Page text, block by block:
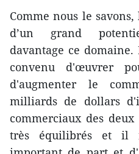
Comme nous le
d’un grand
davantage ce
convenu d'œuvrer
d'augmenter le
milliards de dollars
commerciaux des
très équilibrés et il